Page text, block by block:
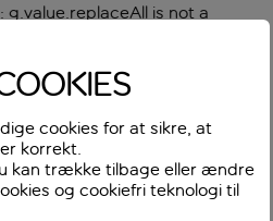
g.value.replaceAll is not a
cookies for at sikre, at
korrekt.
kan trække tilbage eller ændre
og cookiefri teknologi til